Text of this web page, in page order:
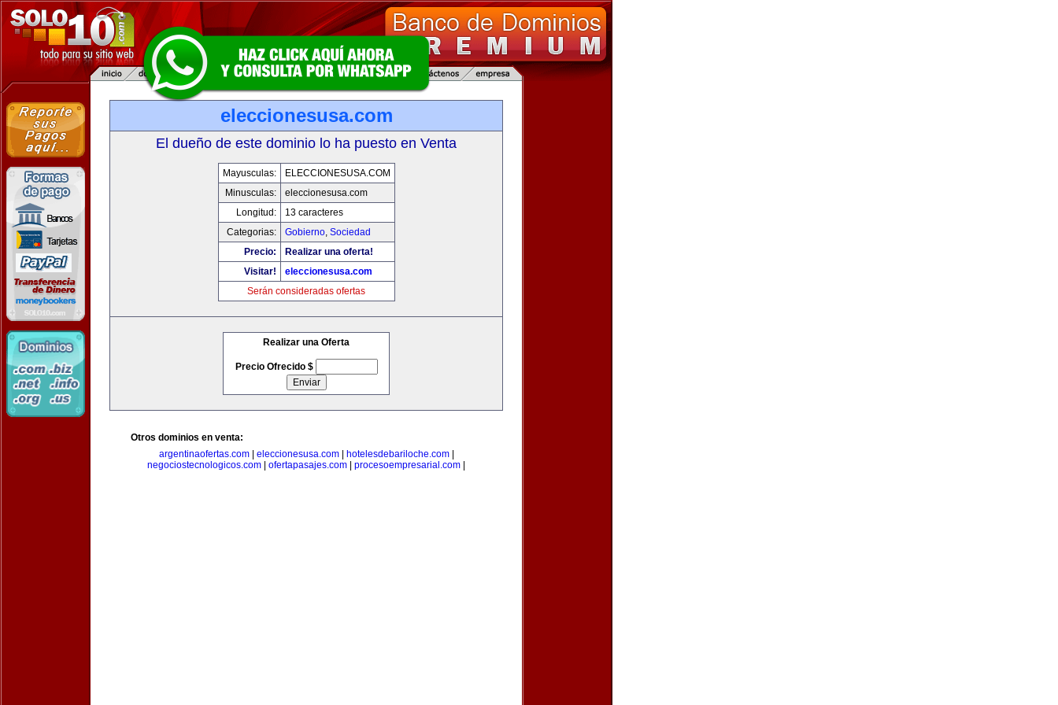
eleccionesusa.com
El dueño de este dominio lo ha puesto en Venta
Mayusculas:
ELECCIONESUSA.COM
Minusculas:
eleccionesusa.com
Longitud:
13 caracteres
Categorias:
Gobierno, Sociedad
Precio:
Realizar una oferta!
Visitar!
eleccionesusa.com
Serán consideradas ofertas
Realizar una Oferta
Precio Ofrecido $
Otros dominios en venta:
argentinaofertas.com| eleccionesusa.com| hotelesdebariloche.com|
negociostecnologicos.com
ofertapasajes.com procesoempresarial.com